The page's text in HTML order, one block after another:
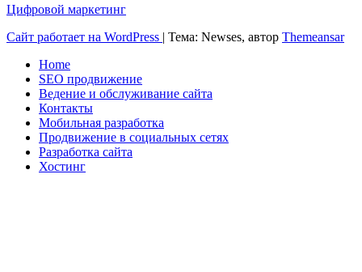
Цифровой маркетинг
Сайт работает на WordPress | Тема: Newses, автор Themeansar
Home
SEO продвижение
Ведение и обслуживание сайта
Контакты
Мобильная разработка
Продвижение в социальных сетях
Разработка сайта
Хостинг